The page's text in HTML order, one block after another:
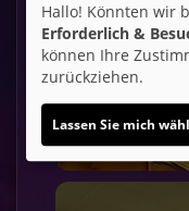
Hallo! Könnten wir
Erforderlich &
können Ihre
zurückziehen.
Lassen Sie mich